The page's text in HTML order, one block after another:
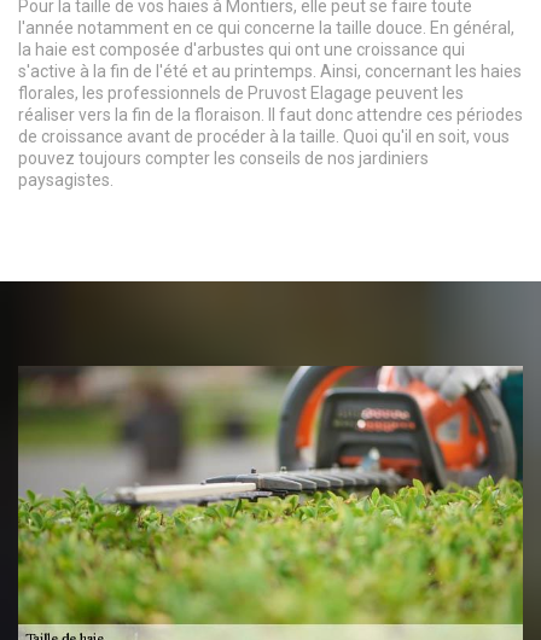
Pour la taille de vos haies à Montiers, elle peut se faire toute
l'année notamment en ce qui concerne la taille douce. En général,
la haie est composée d'arbustes qui ont une croissance qui
s'active à la fin de l'été et au printemps. Ainsi, concernant les haies
florales, les professionnels de Pruvost Elagage peuvent les
réaliser vers la fin de la floraison. Il faut donc attendre ces périodes
de croissance avant de procéder à la taille. Quoi qu'il en soit, vous
pouvez toujours compter les conseils de nos jardiniers
paysagistes.